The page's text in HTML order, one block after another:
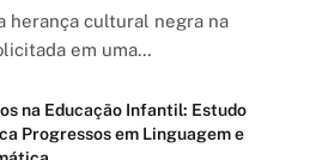
herança cultural negra na
em uma…
na Educação Infantil: Estudo
Progressos em Linguagem e